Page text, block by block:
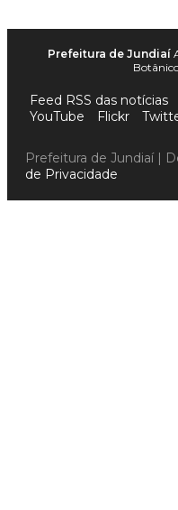
Prefeitura de Jundiaí
Feed RSS das notícias
YouTube
Flickr
Prefeitura de Jundiaí |
de Privacidade